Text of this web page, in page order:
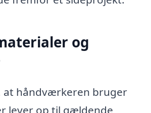
og
at håndværkeren bruger
lever op til gældende